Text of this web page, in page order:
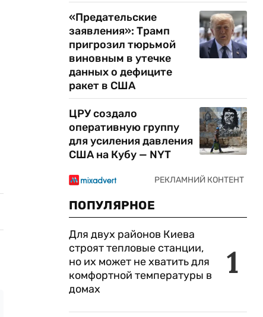
«Предательские
заявления»: Трамп
пригрозил тюрьмой
виновным в утечке
данных о дефиците
ракет в США
ЦРУ создало
оперативную группу
для усиления давления
США на Кубу — NYT
ПОПУЛЯРНОЕ
1
Для двух районов Киева
строят тепловые станции,
но их может не хватить для
комфортной температуры в
домах